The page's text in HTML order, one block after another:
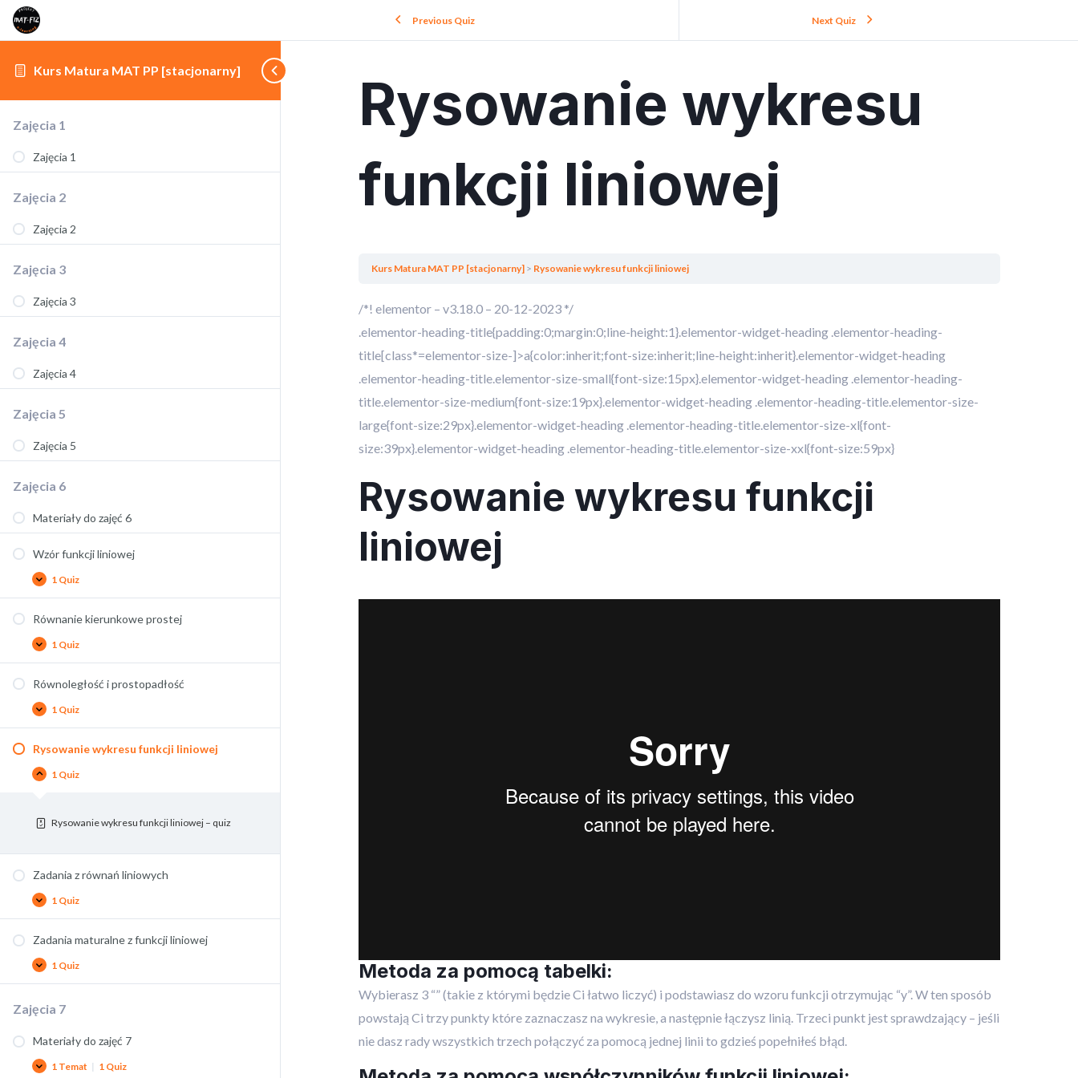
Kurs Matura MAT PP [stacjonarny]
Zajęcia 1
Zajęcia 1
Zajęcia 2
Zajęcia 2
Zajęcia 3
Zajęcia 3
Zajęcia 4
Zajęcia 4
Zajęcia 5
Zajęcia 5
Zajęcia 6
Materiały do zajęć 6
Wzór funkcji liniowej
1 Quiz
Równanie kierunkowe prostej
1 Quiz
Równoległość i prostopadłość
1 Quiz
Rysowanie wykresu funkcji liniowej
1 Quiz
Rysowanie wykresu funkcji liniowej – quiz
Zadania z równań liniowych
1 Quiz
Zadania maturalne z funkcji liniowej
1 Quiz
Zajęcia 7
Materiały do zajęć 7
1 Temat | 1 Quiz
Previous Quiz Next Quiz
Rysowanie wykresu
funkcji liniowej
Kurs Matura MAT PP [stacjonarny] Rysowanie wykresu funkcji liniowej
/*! elementor – v3.18.0 – 20-12-2023 */
.elementor-heading-title{padding:0;margin:0;line-height:1}.elementor-widget-heading .elementor-heading-
title[class*=elementor-size-]>a{color:inherit;font-size:inherit;line-height:inherit}.elementor-widget-heading
.elementor-heading-title.elementor-size-small{font-size:15px}.elementor-widget-heading .elementor-heading-
title.elementor-size-medium{font-size:19px}.elementor-widget-heading .elementor-heading-title.elementor-size-
large{font-size:29px}.elementor-widget-heading .elementor-heading-title.elementor-size-xl{font-
size:39px}.elementor-widget-heading .elementor-heading-title.elementor-size-xxl{font-size:59px}
Rysowanie wykresu funkcji
liniowej
Metoda za pomocą tabelki:
Wybierasz 3 “” (takie z którymi będzie Ci łatwo liczyć) i podstawiasz do wzoru funkcji otrzymując “y”. W ten sposób
powstają Ci trzy punkty które zaznaczasz na wykresie, a następnie łączysz linią. Trzeci punkt jest sprawdzający – jeśli
nie dasz rady wszystkich trzech połączyć za pomocą jednej linii to gdzieś popełniłeś błąd.